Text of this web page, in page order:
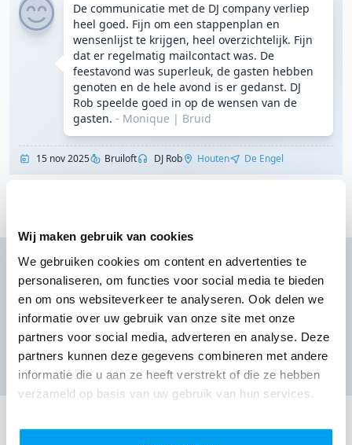
Wij maken gebruik van cookies
We gebruiken cookies om content en advertenties te
personaliseren, om functies voor social media te bieden
en om ons websiteverkeer te analyseren. Ook delen we
informatie over uw gebruik van onze site met onze
partners voor social media, adverteren en analyse. Deze
partners kunnen deze gegevens combineren met andere
informatie die u aan ze heeft verstrekt of die ze hebben
verzameld op basis van uw gebruik van hun services.
De communicatie met de DJ company verliep
heel goed. Fijn om een stappenplan en
wensenlijst te krijgen, heel overzichtelijk. Fijn
dat er regelmatig mailcontact was. De
feestavond was superleuk, de gasten hebben
genoten en de hele avond is er gedanst. DJ
Rob speelde goed in op de wensen van de
gasten. - Monique | Bruid
15 nov 2025 Bruiloft DJ Rob Houten De Engel
DJ huren voor jouw feest?
Ontvang direct prijzen per WhatsApp of sms
Ga naar prijzen
Onze klantervaringen